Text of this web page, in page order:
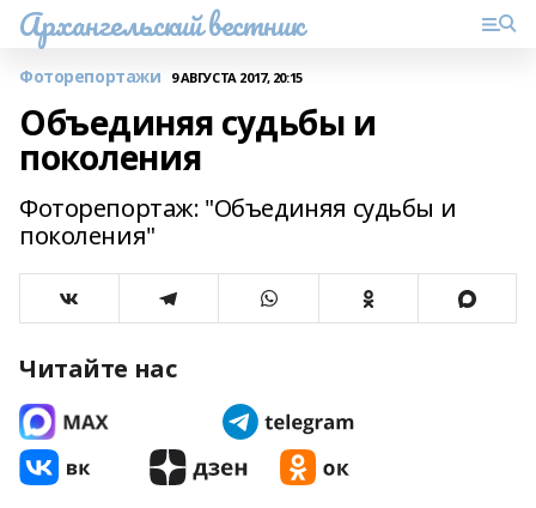
Архангельский вестник
Фоторепортажи 9 АВГУСТА 2017, 20:15
Объединяя судьбы и
поколения
Фоторепортаж: "Объединяя судьбы и
поколения"
Читайте нас